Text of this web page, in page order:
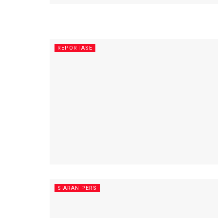
REPORTASE
SIARAN PERS